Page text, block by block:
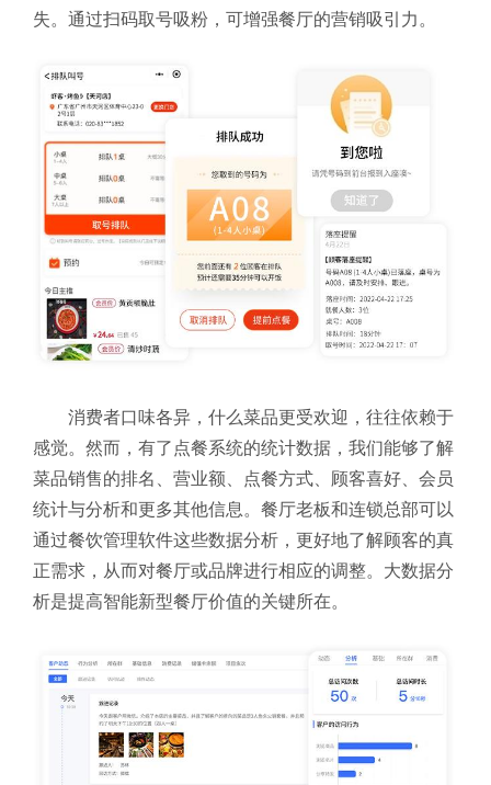
失。通过扫码取号吸粉，可增强餐厅的营销吸引力。
消费者口味各异，什么菜品更受欢迎，往往依赖于
感觉。然而，有了点餐系统的统计数据，我们能够了解
菜品销售的排名、营业额、点餐方式、顾客喜好、会员
统计与分析和更多其他信息。餐厅老板和连锁总部可以
通过餐饮管理软件这些数据分析，更好地了解顾客的真
正需求，从而对餐厅或品牌进行相应的调整。大数据分
析是提高智能新型餐厅价值的关键所在。